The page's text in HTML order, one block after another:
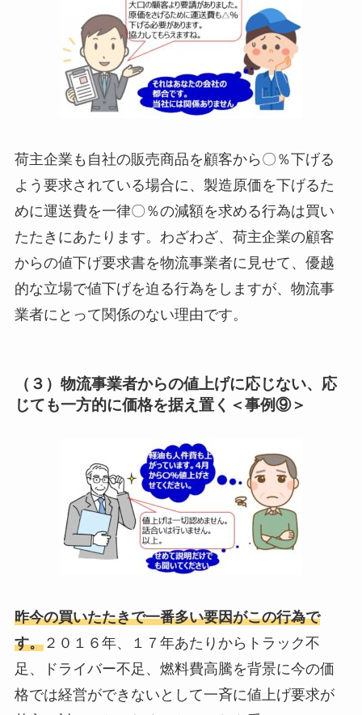
荷主企業も自社の販売商品を顧客から〇％下げる
よう要求されている場合に、製造原価を下げるた
めに運送費を一律〇％の減額を求める行為は買い
たたきにあたります。わざわざ、荷主企業の顧客
からの値下げ要求書を物流事業者に見せて、優越
的な立場で値下げを迫る行為をしますが、物流事
業者にとって関係のない理由です。
（３）物流事業者からの値上げに応じない、応
じても一方的に価格を据え置く＜事例⑨＞
昨今の買いたたきで一番多い要因がこの行為で
す。２０１６年、１７年あたりからトラック不
足、ドライバー不足、燃料費高騰を背景に今の価
格では経営ができないとして一斉に値上げ要求が